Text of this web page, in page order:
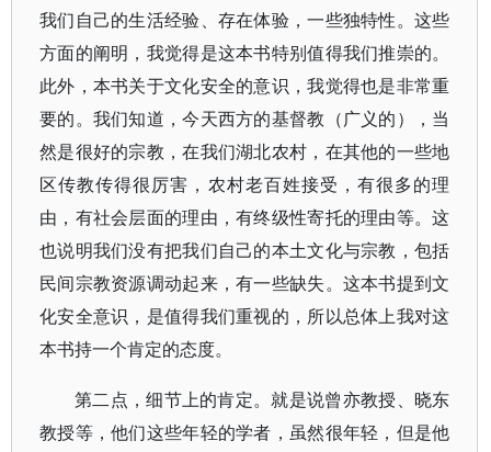
我们自己的生活经验、存在体验，一些独特性。这些
方面的阐明，我觉得是这本书特别值得我们推崇的。
此外，本书关于文化安全的意识，我觉得也是非常重
要的。我们知道，今天西方的基督教（广义的），当
然是很好的宗教，在我们湖北农村，在其他的一些地
区传教传得很厉害，农村老百姓接受，有很多的理
由，有社会层面的理由，有终级性寄托的理由等。这
也说明我们没有把我们自己的本土文化与宗教，包括
民间宗教资源调动起来，有一些缺失。这本书提到文
化安全意识，是值得我们重视的，所以总体上我对这
本书持一个肯定的态度。
第二点，细节上的肯定。就是说曾亦教授、晓东
教授等，他们这些年轻的学者，虽然很年轻，但是他